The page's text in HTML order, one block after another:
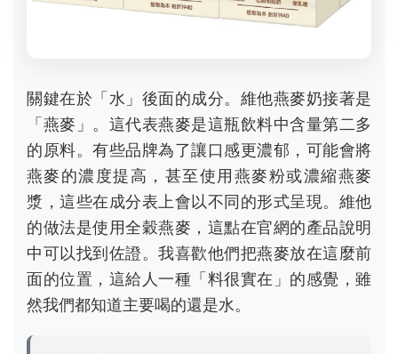
關鍵在於「水」後面的成分。維他燕麥奶接著是
「燕麥」。這代表燕麥是這瓶飲料中含量第二多
的原料。有些品牌為了讓口感更濃郁，可能會將
燕麥的濃度提高，甚至使用燕麥粉或濃縮燕麥
漿，這些在成分表上會以不同的形式呈現。維他
的做法是使用全穀燕麥，這點在官網的產品說明
中可以找到佐證。我喜歡他們把燕麥放在這麼前
面的位置，這給人一種「料很實在」的感覺，雖
然我們都知道主要喝的還是水。